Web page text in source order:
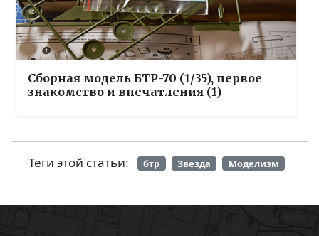
Сборная модель БТР-70 (1/35), первое
знакомство и впечатления (1)
Теги этой статьи: бтр Звезда Моделизм